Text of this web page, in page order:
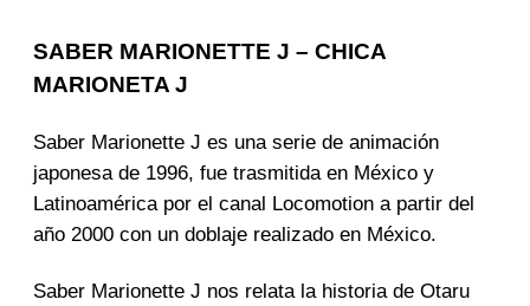
e
l
a
n
t
r
a
d
SABER MARIONETTE J – CHICA
MARIONETA J
Saber Marionette J es una serie de animación
japonesa de 1996, fue trasmitida en México y
Latinoamérica por el canal Locomotion a partir del
año 2000 con un doblaje realizado en México.
Saber Marionette J nos relata la historia de Otaru